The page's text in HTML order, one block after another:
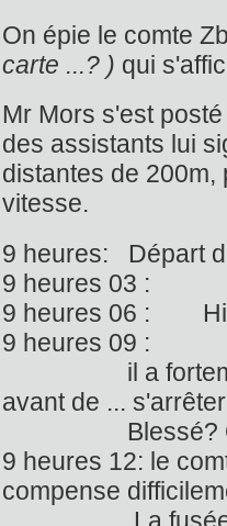
On épie le comte
carte ...? ) qui
Mr Mors s'est
des assistants lui
distantes de
vitesse.
9 heures: Départ
9
9 heures
9 heures 09 :
il a fortement
avant de ...
Blessé? Que
9 heures 12: le
compense